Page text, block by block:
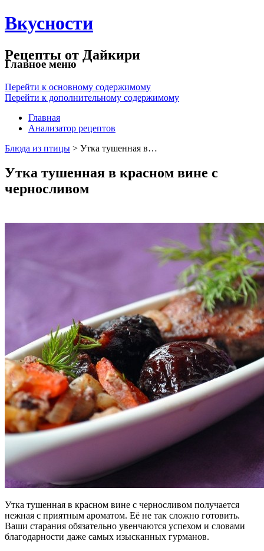
Вкусности
Рецепты от Дайкири
Главное меню
Перейти к основному содержимому
Перейти к дополнительному содержимому
Главная
Анализатор рецептов
Блюда из птицы > Утка тушенная в…
Утка тушенная в красном вине с
черносливом
Утка тушенная в красном вине с черносливом получается
нежная с приятным ароматом. Её не так сложно готовить.
Ваши старания обязательно увенчаются успехом и словами
благодарности даже самых изысканных гурманов.